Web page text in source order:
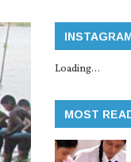
Loading...
MOST